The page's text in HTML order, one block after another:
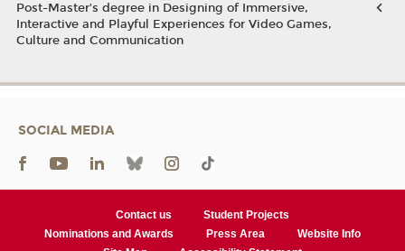
Post-Master’s degree in Designing of Immersive,
Interactive and Playful Experiences for Video Games,
Culture and Communication
SOCIAL MEDIA
Contact us
Student Projects
Nominations and Awards
Press Area
Website Info